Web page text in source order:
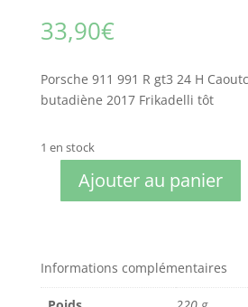
33,90€
Porsche 911 991 R gt3 24 H
butadiène 2017 Frikadelli tôt
1 en stock
quantité
991
Ajouter au panier
Informations complémentaires